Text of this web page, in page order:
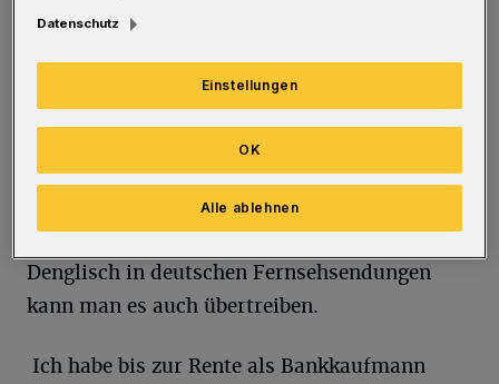
Meinung, dass man in einer deutschen
mir auf die Nerven) gefälligst hochdeutsch
Diskussion folgen können.
Mit diesen Modewörtern und dem vielen
Denglisch in deutschen Fernsehsendungen
kann man es auch übertreiben.
Ich habe bis zur Rente als Bankkaufmann
Datenschutz
Einstellungen
Alle ablehnen
OK